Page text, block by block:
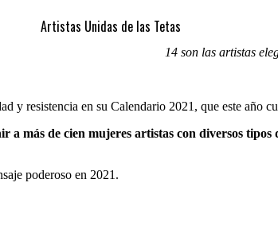
Artistas Unidas de las Tetas
14 son las artistas
y resistencia en su Calendario 2021, que este año
a más de cien mujeres artistas con diversos
poderoso en 2021.